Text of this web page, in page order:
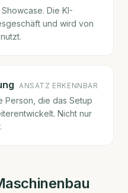
Die KI-
und wird von
ANSATZ ERKENNBAR
Person, die das Setup
Nicht nur